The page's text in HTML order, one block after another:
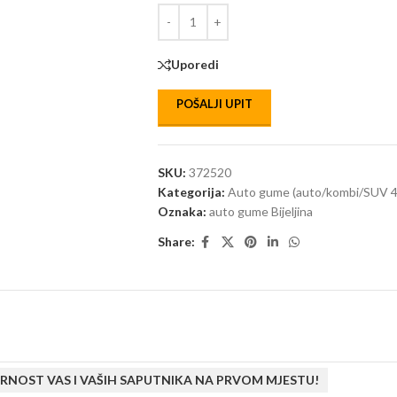
Uporedi
POŠALJI UPIT
SKU: 372520
Kategorija: Auto gume (auto/kombi/SUV
Oznaka: auto gume Bijeljina
Share:
VAS I VAŠIH SAPUTNIKA NA PRVOM MJESTU!